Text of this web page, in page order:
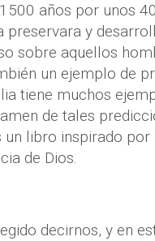
años por unos
preservara y
sobre aquellos
un ejemplo de
tiene muchos
de tales
libro inspirado
de Dios.
decirnos, y en